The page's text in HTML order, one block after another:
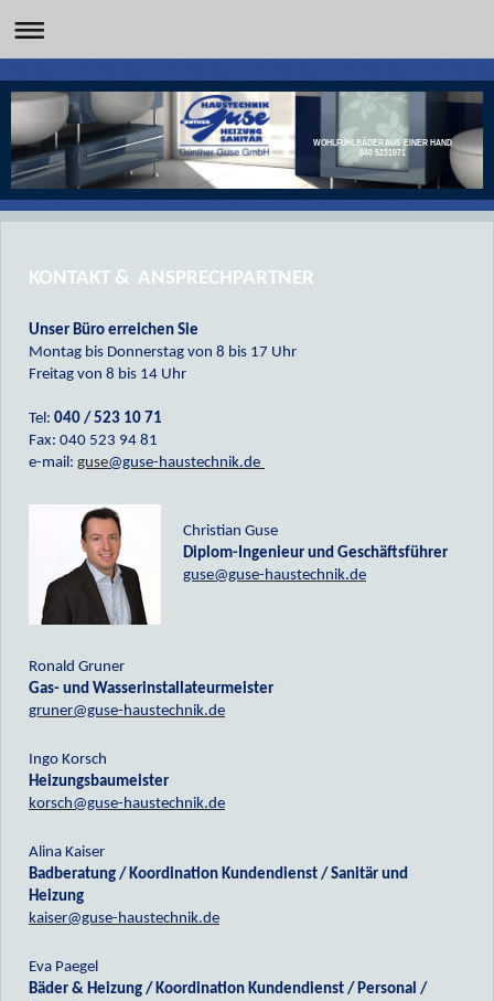
WOHLFÜHLBÄDER AUS EINER HAND
040 5231071
KONTAKT & ANSPRECHPARTNER
Unser Büro erreichen Sie
Montag bis Donnerstag von 8 bis 17 Uhr
Freitag von 8 bis 14 Uhr
Tel: 040 / 523 10 71
Fax: 040 523 94 81
e-mail: guse@guse-haustechnik.de
Christian Guse
Diplom-Ingenieur und Geschäftsführer
guse@guse-haustechnik.de
Ronald Gruner
Gas- und Wasserinstallateurmeister
gruner@guse-haustechnik.de
Ingo Korsch
Heizungsbaumeister
korsch@guse-haustechnik.de
Alina Kaiser
Badberatung / Koordination Kundendienst / Sanitär und
Heizung
kaiser@guse-haustechnik.de
Eva Paegel
Bäder & Heizung / Koordination Kundendienst / Personal /